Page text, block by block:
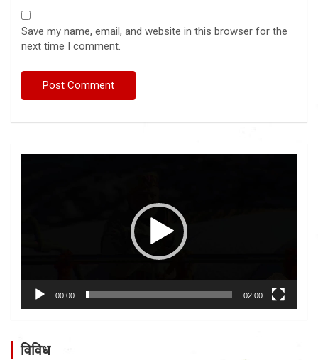
Save my name, email, and website in this browser for the
next time I comment.
00:00 02:00
विविध